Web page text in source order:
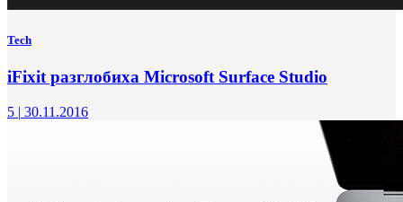
Tech
iFixit разглобиха Microsoft Surface Studio
5 | 30.11.2016